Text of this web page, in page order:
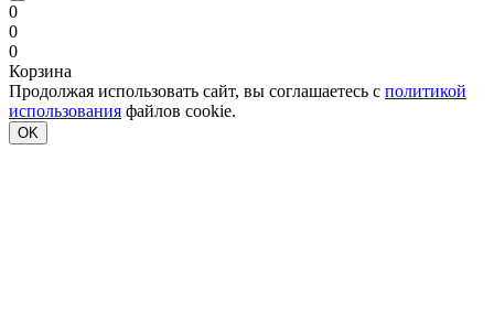
0
0
0
Корзина
Продолжая использовать сайт, вы соглашаетесь с политикой
использования файлов cookie.
OK